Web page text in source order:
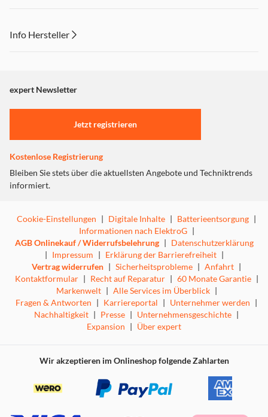
Info Hersteller
"Marketing".
Einstellungen anpassen
expert Newsletter
Jetzt registrieren
Kostenlose Registrierung
Bleiben Sie stets über die aktuellsten Angebote und Techniktrends
informiert.
Cookie-Einstellungen | Digitale Inhalte | Batterieentsorgung |
Informationen nach ElektroG |
AGB Onlinekauf / Widerrufsbelehrung | Datenschutzerklärung
| Impressum | Erklärung der Barrierefreiheit |
Vertrag widerrufen | Sicherheitsprobleme | Anfahrt |
Kontaktformular | Recht auf Reparatur | 60 Monate Garantie |
Markenwelt | Alle Services im Überblick |
Fragen & Antworten | Karriereportal | Unternehmer werden |
Nachhaltigkeit | Presse | Unternehmensgeschichte |
Expansion | Über expert
Wir akzeptieren im Onlineshop folgende Zahlarten